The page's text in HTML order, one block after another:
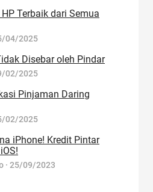
Terbaik dari Semua
04/2025
Disebar oleh Pindar
02/2025
Pinjaman Daring
02/2025
iPhone! Kredit Pintar
· 25/09/2023